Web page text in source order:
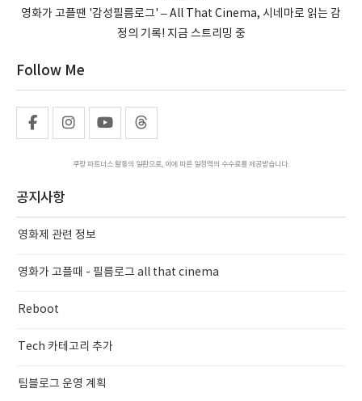
영화가 고플땐 '감성필름로그' – All That Cinema, 시네마로 읽는 감
정의 기록! 지금 스트리밍 중
Follow Me
쿠팡 파트너스 활동의 일환으로, 이에 따른 일정액의 수수료를 제공받습니다.
공지사항
영화제 관련 정보
영화가 고플때 - 필름로그 all that cinema
Reboot
Tech 카테고리 추가
팀블로그 운영 계획